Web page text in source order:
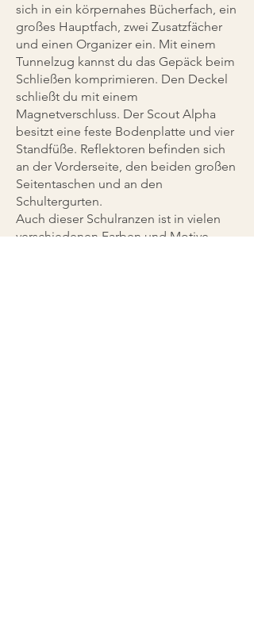
sich in ein körpernahes Bücherfach, ein
großes Hauptfach, zwei Zusatzfächer
und einen Organizer ein. Mit einem
Tunnelzug kannst du das Gepäck beim
Schließen komprimieren. Den Deckel
schließt du mit einem
Magnetverschluss. Der Scout Alpha
besitzt eine feste Bodenplatte und vier
Standfüße. Reflektoren befinden sich
an der Vorderseite, den beiden großen
Seitentaschen und an den
Schultergurten.
Auch dieser Schulranzen ist in vielen
verschiedenen Farben und Motive